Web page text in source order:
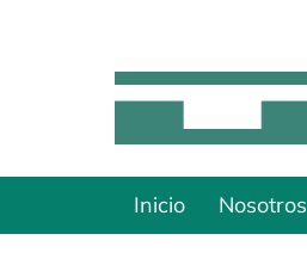
Inicio Nosotros